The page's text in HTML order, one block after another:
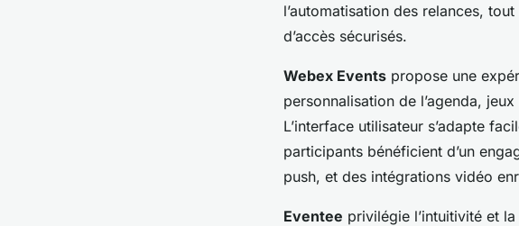
l’automatisation des relances,
d’accès sécurisés.
Webex Events propose une
personnalisation de l’agenda,
L’interface utilisateur s’adapte
participants bénéficient d’un
push, et des intégrations vidéo
Eventee privilégie l’intuitivité et